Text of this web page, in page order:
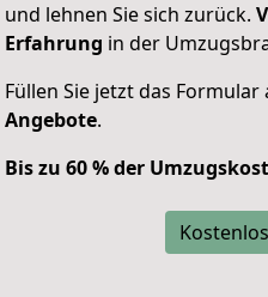
und lehnen Sie sich zurück.
Erfahrung in der
Füllen Sie jetzt das Formular
Angebote.
Bis zu 60 % der